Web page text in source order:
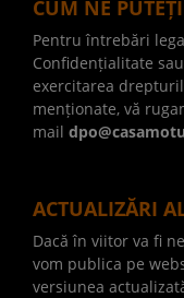
CUM NE
Pentru întrebări
Confidențialitate
exercitarea
menționate, vă
mail
ACTUALIZĂRI
Dacă în viitor va fi
vom publica pe
versiunea